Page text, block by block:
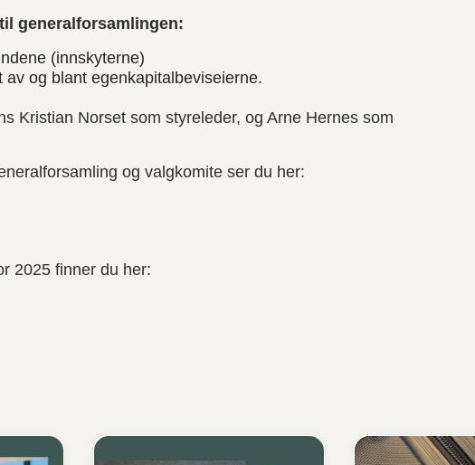
generalforsamlingen:
(innskyterne)
og blant egenkapitalbeviseierne.
Kristian Norset som styreleder, og Arne Hernes som
og valgkomite ser du her:
2025 finner du her: